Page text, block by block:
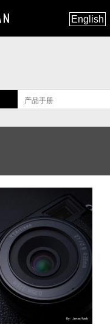
产品手册
English